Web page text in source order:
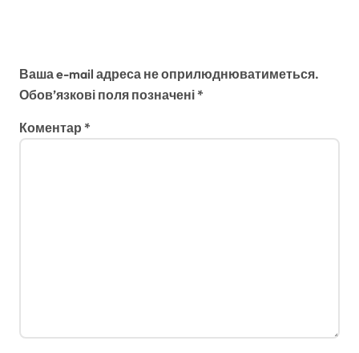
Ваша e-mail адреса не оприлюднюватиметься.
Обов’язкові поля позначені*
Коментар *